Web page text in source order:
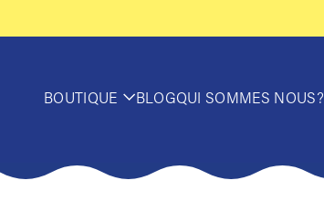
BOUTIQUE BLOGQUI SOMMES NOUS?